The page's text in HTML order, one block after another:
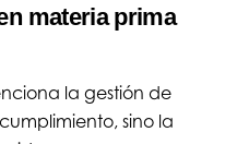
materia prima
la gestión de
sino la